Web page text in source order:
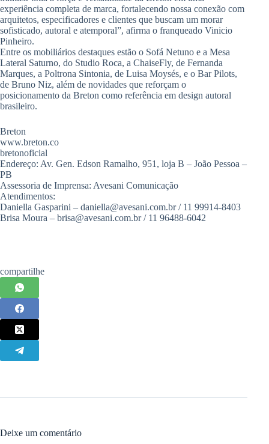
experiência completa de marca, fortalecendo nossa conexão com
arquitetos, especificadores e clientes que buscam um morar
sofisticado, autoral e atemporal”, afirma o franqueado Vinicio
Pinheiro.
Entre os mobiliários destaques estão o Sofá Netuno e a Mesa
Lateral Saturno, do Studio Roca, a ChaiseFly, de Fernanda
Marques, a Poltrona Sintonia, de Luisa Moysés, e o Bar Pilots,
de Bruno Niz, além de novidades que reforçam o
posicionamento da Breton como referência em design autoral
brasileiro.
Breton
www.breton.co
bretonoficial
Endereço: Av. Gen. Edson Ramalho, 951, loja B – João Pessoa –
PB
Assessoria de Imprensa: Avesani Comunicação
Atendimentos:
Daniella Gasparini – daniella@avesani.com.br / 11 99914-8403
Brisa Moura – brisa@avesani.com.br / 11 96488-6042
compartilhe
Deixe um comentário